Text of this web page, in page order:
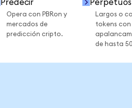
Predecir
Opera con PBRon y
mercados de
predicción cripto.
Perpetuos
Largos o
tokens con
de hasta